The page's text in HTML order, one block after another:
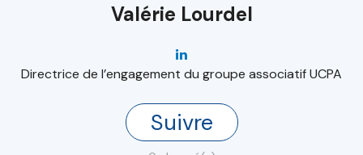
Valérie Lourdel
Directrice de l’engagement du groupe associatif UCPA
Suivre